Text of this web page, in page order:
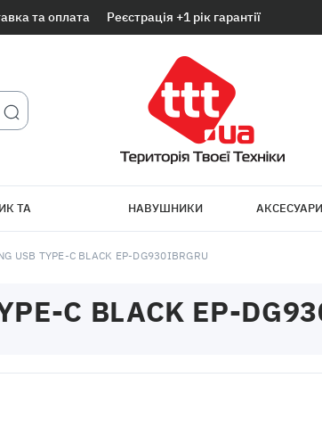
та оплата Реєстрація +1 рік гарантії
ТА НАВУШНИКИ АКСЕСУАРИ
USB TYPE-C BLACK EP-DG930IBRGRU
C BLACK EP-